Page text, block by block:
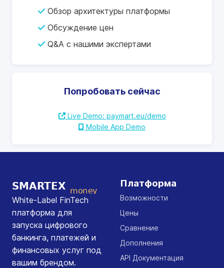
Обзор архитектуры платформы
Обсуждение цен
Q&A с нашими экспертами
Попробовать сейчас
Live Demo: paymart.eu/demo
Mobile App Demo
White-Label FinTech
платформа для
запуска цифрового
банкинга, платежей и
финансовых услуг под
вашим брендом.
Платформа
Возможности
Цены
Сравнение
Дополнения
API Документация